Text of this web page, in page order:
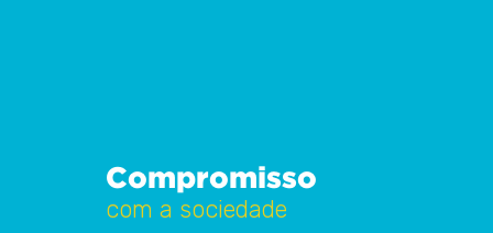
Compromisso
com a sociedade